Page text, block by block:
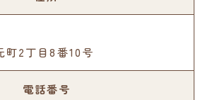
町2丁目8番10号
電話番号